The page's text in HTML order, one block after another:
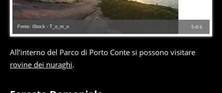
5di6
Fonte: iStock - T_o_m_o
All’interno del Parco di Porto Conte si possono visitare
rovine dei nuraghi.